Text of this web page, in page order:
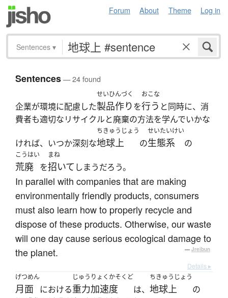
Forum About Theme Log in
Sentences ▾
Sentences— 24 found
企業が環境に配慮した
せいひんづく
製品作りを
おこな
行う と同時に、消
費者も適切なリサイクルと廃棄の方法を学んでいかな
ければ、いつか深刻な
ちきゅうじょう
地球上 の
せいたいけい
生態系 の
こうはい
荒廃 を
まね
招いて しまうだろう。
In parallel with companies that are making
environmentally friendly products, consumers
must also learn how to properly recycle and
dispose of these products. Otherwise, our waste
will one day cause serious ecological damage to
the planet.
— Jreibun
Details ▸
げつめん
月面 における
じゅうりょくかそくど
重力加速度 は、
ちきゅうじょう
地球上 の